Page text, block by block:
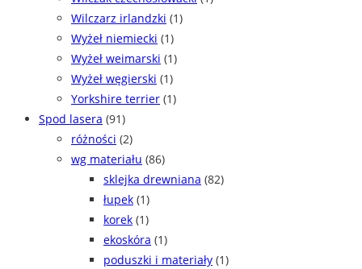
Wilczarz irlandzki (1)
Wyżeł niemiecki (1)
Wyżeł weimarski (1)
Wyżeł węgierski (1)
Yorkshire terrier (1)
Spod lasera (91)
różności (2)
wg materiału (86)
sklejka drewniana (82)
łupek (1)
korek (1)
ekoskóra (1)
poduszki i materiały (1)